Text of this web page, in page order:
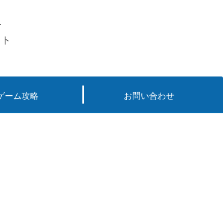
ーム攻略 お問い合わせ